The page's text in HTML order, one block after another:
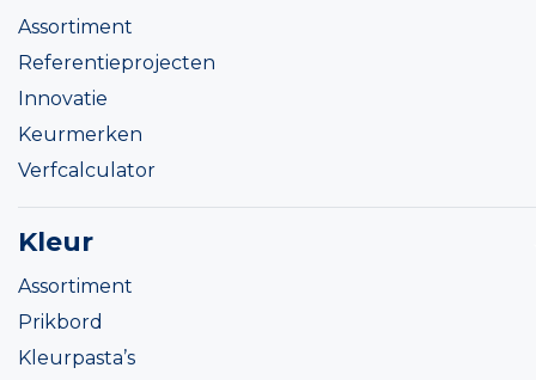
Assortiment
Referentieprojecten
Innovatie
Keurmerken
Verfcalculator
Kleur
Assortiment
Prikbord
Kleurpasta’s